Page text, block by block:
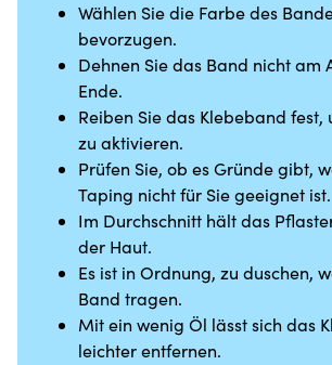
Wählen Sie die Farbe des
bevorzugen.
Dehnen Sie das Band nicht am
Ende.
Reiben Sie das Klebeband fest,
zu aktivieren.
Prüfen Sie, ob es Gründe gibt,
Taping nicht für Sie geeignet ist.
Im Durchschnitt hält das
der Haut.
Es ist in Ordnung, zu duschen,
Band tragen.
Mit ein wenig Öl lässt sich das
leichter entfernen.